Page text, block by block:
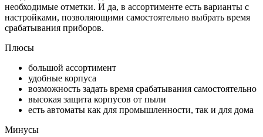
необходимые отметки. И да, в ассортименте есть варианты с
настройками, позволяющими самостоятельно выбрать время
срабатывания приборов.
Плюсы
большой ассортимент
удобные корпуса
возможность задать время срабатывания самостоятельно
высокая защита корпусов от пыли
есть автоматы как для промышленности, так и для дома
Минусы